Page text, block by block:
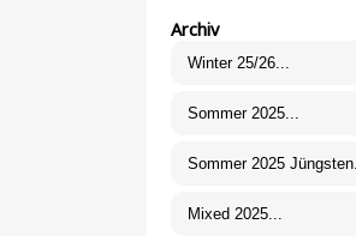
Archiv